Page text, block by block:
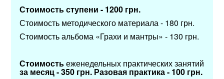
Стоимость ступени - 1200 грн.
Стоимость методического материала - 180 грн.
Стоимость альбома «Грахи и мантры» - 130 грн.
Стоимостьеженедельных практических занятий
за месяц - 350 грн. Разовая практика - 100 грн.